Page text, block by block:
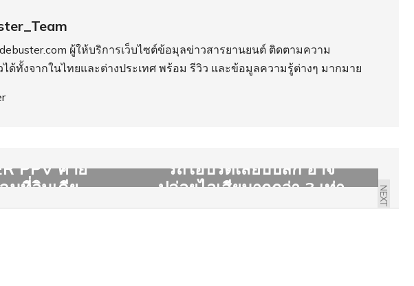
ผู้ให้บริการเว็บไซต์ข้อมุลข่าวสารยานยนต์ ติดตามความ
ได้ทั้งจากในไทยและต่างประเทศ พร้อม รีวิว และข้อมูลความรู้ต่างๆ มากมาย
PPV ค่าย
มที่อินเดีย
NEXT
รถไฮบริดเสียบปลั้ก อาจ
ปล่อยไอเสียมากกว่า 3 เท่า